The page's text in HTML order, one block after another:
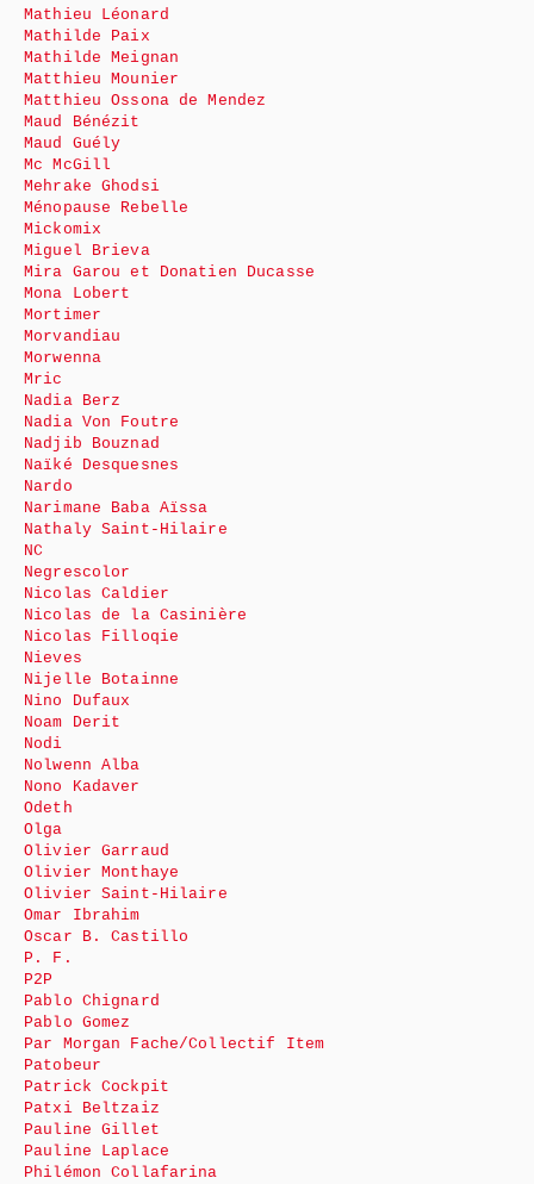
Mathieu Léonard
Mathilde Paix
Mathilde Meignan
Matthieu Mounier
Matthieu Ossona de Mendez
Maud Bénézit
Maud Guély
Mc McGill
Mehrake Ghodsi
Ménopause Rebelle
Mickomix
Miguel Brieva
Mira Garou et Donatien Ducasse
Mona Lobert
Mortimer
Morvandiau
Morwenna
Mric
Nadia Berz
Nadia Von Foutre
Nadjib Bouznad
Naïké Desquesnes
Nardo
Narimane Baba Aïssa
Nathaly Saint-Hilaire
NC
Negrescolor
Nicolas Caldier
Nicolas de la Casinière
Nicolas Filloqie
Nieves
Nijelle Botainne
Nino Dufaux
Noam Derit
Nodi
Nolwenn Alba
Nono Kadaver
Odeth
Olga
Olivier Garraud
Olivier Monthaye
Olivier Saint-Hilaire
Omar Ibrahim
Oscar B. Castillo
P. F.
P2P
Pablo Chignard
Pablo Gomez
Par Morgan Fache/Collectif Item
Patobeur
Patrick Cockpit
Patxi Beltzaiz
Pauline Gillet
Pauline Laplace
Philémon Collafarina